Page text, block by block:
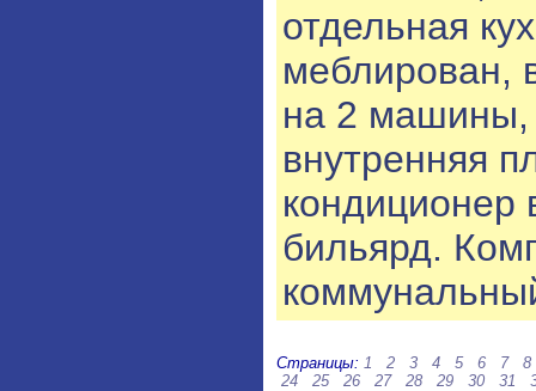
отдельная
меблирован,
на 2 машины,
внутренняя
кондиционер
бильярд.
Страницы: 1 2 3 4 5 6 7
8
24
25 26 27 28 29 30 31